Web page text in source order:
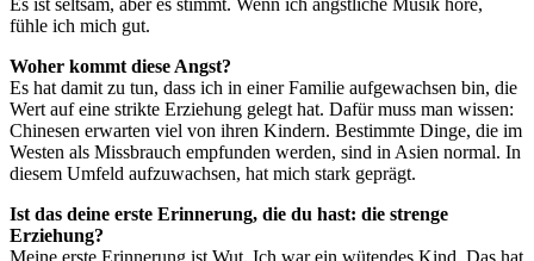
fühle ich mich gut.
Woher kommt diese Angst?
Es hat damit zu tun, dass ich in einer Familie aufgewachsen bin, die
Wert auf eine strikte Erziehung gelegt hat. Dafür muss man wissen:
Chinesen erwarten viel von ihren Kindern. Bestimmte Dinge, die im
Westen als Missbrauch empfunden werden, sind in Asien normal. In
diesem Umfeld aufzuwachsen, hat mich stark geprägt.
Ist das deine erste Erinnerung, die du hast: die strenge
Erziehung?
Meine erste Erinnerung ist Wut. Ich war ein wütendes Kind. Das hat